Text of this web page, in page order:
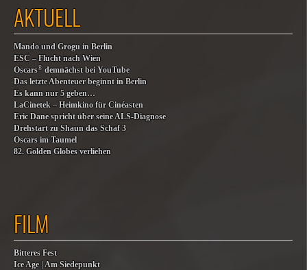
AKTUELL
Mando und Grogu in Berlin
ESC – Flucht nach Wien
Oscars® demnächst bei YouTube
Das letzte Abenteuer beginnt in Berlin
Es kann nur 5 geben…
LaCinetek – Heimkino für Cinéasten
Eric Dane spricht über seine ALS-Diagnose
Drehstart zu Shaun das Schaf 3
Oscars im Taumel
82. Golden Globes verliehen
FILM
Bitteres Fest
Ice Age | Am Siedepunkt